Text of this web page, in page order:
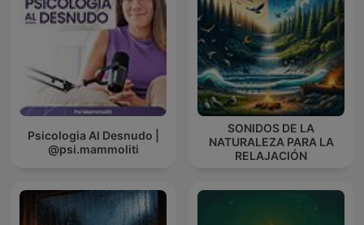
Psicologia Al Desnudo |
@psi.mammoliti
SONIDOS DE LA
NATURALEZA PARA LA
RELAJACIÓN